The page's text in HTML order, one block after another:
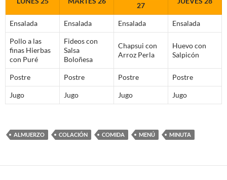
27
Ensalada Ensalada Ensalada Ensalada
Pollo a las
finas Hierbas
con Puré
Fideos con
Salsa
Boloñesa
Chapsui con
Arroz Perla
Huevo con
Salpicón
Postre Postre Postre Postre
Jugo Jugo Jugo Jugo
ALMUERZO COLACIÓN COMIDA MENÚ MINUTA